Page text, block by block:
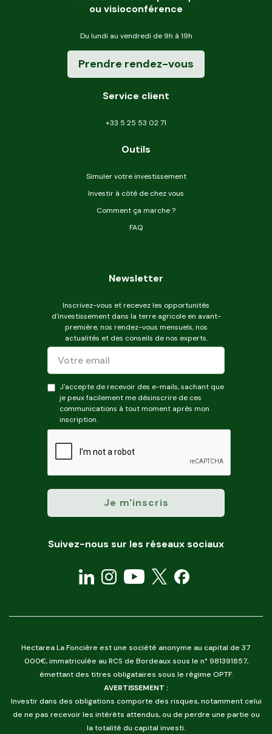
ou visioconférence
Du lundi au vendredi de 9h à 19h
Prendre rendez-vous
Service client
+33 5 25 53 02 71
Outils
Simuler votre investissement
Investir à côté de chez vous
Comment ça marche ?
FAQ
Newsletter
Inscrivez-vous et recevez les opportunités
d'investissement dans la terre agricole en avant-
première, nos rendez-vous mensuels, nos
actualités et des conseils de nos experts.
J'accepte de recevoir des e-mails, sachant que
je peux facilement me désinscrire de ces
communications à tout moment après mon
inscription.
Suivez-nous sur les réseaux sociaux
Hectarea La Foncière est une société anonyme au capital de 37
000€, immatriculée au RCS de Bordeaux sous le n° 981391857,
émettant des titres obligataires sous le régime OPTF.
AVERTISSEMENT :
Investir dans des obligations comporte des risques, notamment celui
de ne pas recevoir les intérêts attendus, ou de perdre une partie ou
la totalité du capital investi.